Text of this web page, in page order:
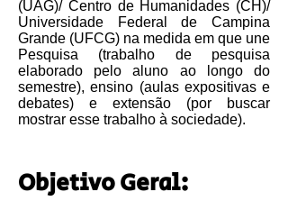
(UAG)/ Centro de Humanidades (CH)/
Universidade Federal de Campina
Grande (UFCG) na medida em que une
Pesquisa (trabalho de pesquisa
elaborado pelo aluno ao longo do
semestre), ensino (aulas expositivas e
debates) e extensão (por buscar
mostrar esse trabalho à sociedade).
Objetivo Geral: